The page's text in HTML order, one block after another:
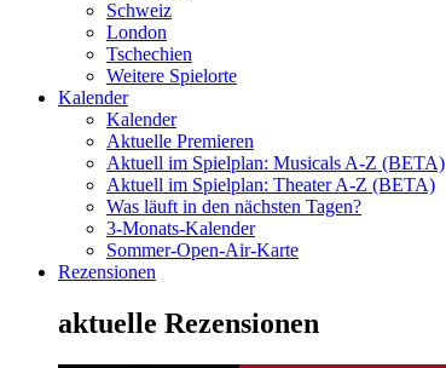
Schweiz
London
Tschechien
Weitere Spielorte
Kalender
Kalender
Aktuelle Premieren
Aktuell im Spielplan: Musicals A-Z (BETA)
Aktuell im Spielplan: Theater A-Z (BETA)
Was läuft in den nächsten Tagen?
3-Monats-Kalender
Sommer-Open-Air-Karte
Rezensionen
aktuelle Rezensionen